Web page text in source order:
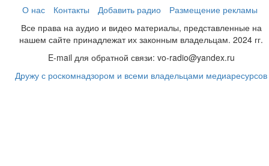
О нас
Контакты Добавить радио
Размещение рекламы
Все права на аудио и видео материалы, представленные на
нашем сайте принадлежат их законным владельцам. 2024 гг.
E-mail для обратной связи: vo-radio@yandex.ru
Дружу с роскомнадзором и всеми владельцами медиаресурсов